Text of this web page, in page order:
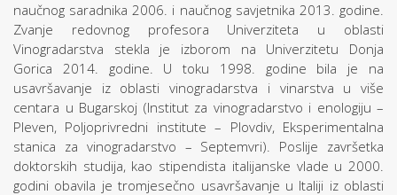
naučnog saradnika 2006. i naučnog savjetnika 2013. godine.
Zvanje redovnog profesora Univerziteta u oblasti
Vinogradarstva stekla je izborom na Univerzitetu Donja
Gorica 2014. godine. U toku 1998. godine bila je na
usavršavanje iz oblasti vinogradarstva i vinarstva u više
centara u Bugarskoj (Institut za vinogradarstvo i enologiju –
Pleven, Poljoprivredni institute – Plovdiv, Eksperimentalna
stanica za vinogradarstvo – Septemvri). Poslije završetka
doktorskih studija, kao stipendista italijanske vlade u 2000.
godini obavila je tromjesečno usavršavanje u Italiji iz oblasti